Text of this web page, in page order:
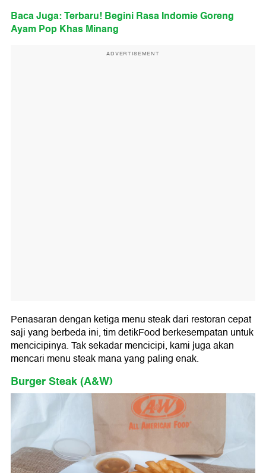
Baca Juga: Terbaru! Begini Rasa Indomie Goreng
Ayam Pop Khas Minang
ADVERTISEMENT
Penasaran dengan ketiga menu steak dari restoran cepat
saji yang berbeda ini, tim detikFood berkesempatan untuk
mencicipinya. Tak sekadar mencicipi, kami juga akan
mencari menu steak mana yang paling enak.
Burger Steak (A&W)